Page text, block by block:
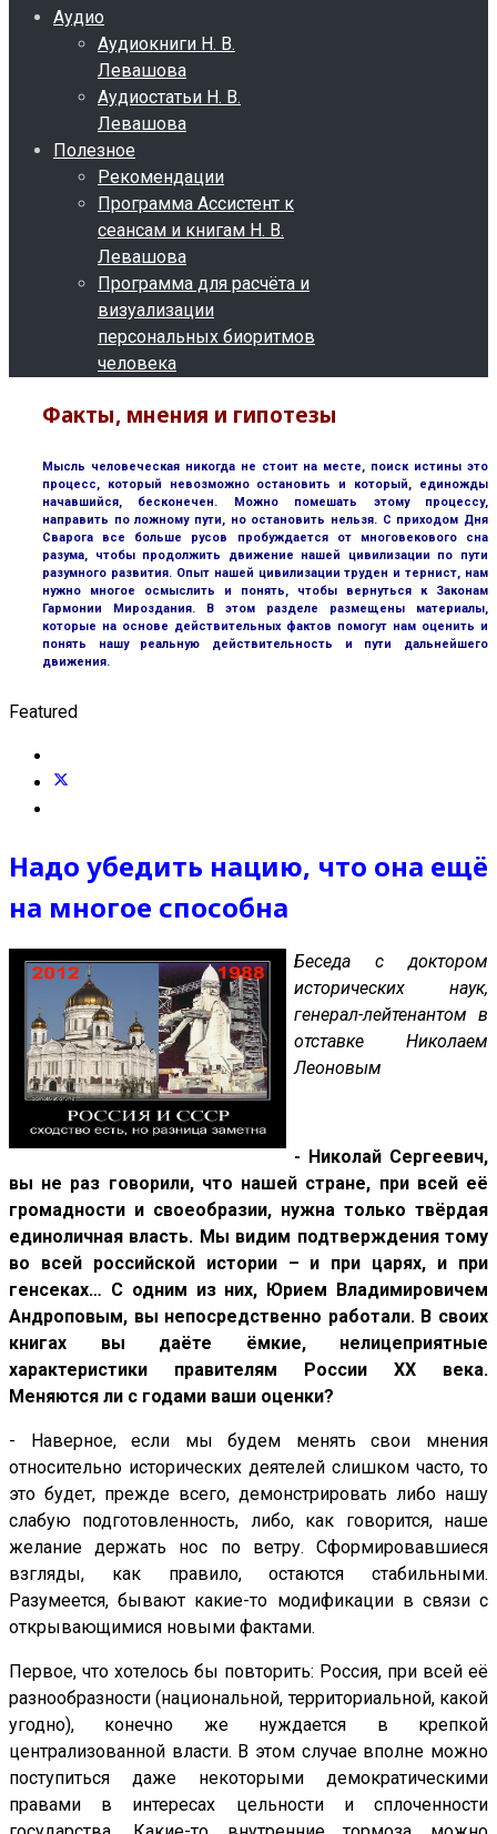
Аудио
Аудиокниги Н. В.
Левашова
Аудиостатьи Н. В.
Левашова
Полезное
Рекомендации
Программа Ассистент к
сеансам и книгам Н. В.
Левашова
Программа для расчёта и
визуализации
персональных биоритмов
человека
Факты, мнения и гипотезы
Мысль человеческая никогда не стоит на месте, поиск истины это
процесс, который невозможно остановить и который, единожды
начавшийся, бесконечен. Можно помешать этому процессу,
направить по ложному пути, но остановить нельзя. С приходом Дня
Сварога все больше русов пробуждается от многовекового сна
разума, чтобы продолжить движение нашей цивилизации по пути
разумного развития. Опыт нашей цивилизации труден и тернист, нам
нужно многое осмыслить и понять, чтобы вернуться к Законам
Гармонии Мироздания. В этом разделе размещены материалы,
которые на основе действительных фактов помогут нам оценить и
понять нашу реальную действительность и пути дальнейшего
движения.
Featured
Надо убедить нацию, что она ещё
на многое способна
Беседа с доктором
исторических наук,
генерал-лейтенантом в
отставке Николаем
Леоновым
- Николай Сергеевич,
вы не раз говорили, что нашей стране, при всей её
громадности и своеобразии, нужна только твёрдая
единоличная власть. Мы видим подтверждения тому
во всей российской истории – и при царях, и при
генсеках… С одним из них, Юрием Владимировичем
Андроповым, вы непосредственно работали. В своих
книгах вы даёте ёмкие, нелицеприятные
характеристики правителям России ХХ века.
Меняются ли с годами ваши оценки?
- Наверное, если мы будем менять свои мнения
относительно исторических деятелей слишком часто, то
это будет, прежде всего, демонстрировать либо нашу
слабую подготовленность, либо, как говорится, наше
желание держать нос по ветру. Сформировавшиеся
взгляды, как правило, остаются стабильными.
Разумеется, бывают какие-то модификации в связи с
открывающимися новыми фактами.
Первое, что хотелось бы повторить: Россия, при всей её
разнообразности (национальной, территориальной, какой
угодно), конечно же нуждается в крепкой
централизованной власти. В этом случае вполне можно
поступиться даже некоторыми демократическими
правами в интересах цельности и сплоченности